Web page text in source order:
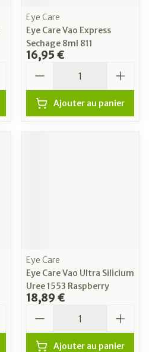
Eye Care
Eye Care Vao Express
Sechage 8ml 811
16,95 €
Ajouter au panier
Eye Care
Eye Care Vao Ultra Silicium
Uree 1553 Raspberry
18,89 €
Ajouter au panier